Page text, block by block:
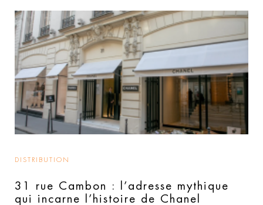
DISTRIBUTION
31 rue Cambon : l’adresse mythique
qui incarne l’histoire de Chanel